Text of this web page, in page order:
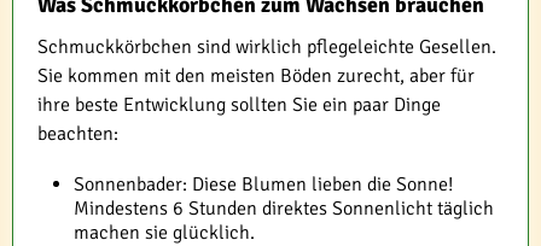
Schmuckkörbchen sind wirklich pflegeleichte Gesellen.
Sie kommen mit den meisten Böden zurecht, aber für
ihre beste Entwicklung sollten Sie ein paar Dinge
beachten:
Sonnenbader: Diese Blumen lieben die Sonne!
Mindestens 6 Stunden direktes Sonnenlicht täglich
machen sie glücklich.